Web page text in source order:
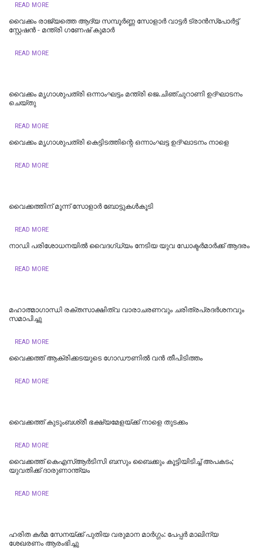
READ MORE
വൈക്കം രാജ്യത്തെ ആദ്യ സമ്പൂർണ്ണ സോളാർ വാട്ടർ ട്രാൻസ്പോർട്ട്
സ്റ്റേഷൻ - മന്ത്രി ഗണേഷ് കുമാർ
READ MORE
വൈക്കം മൃഗാശുപത്രി ഒന്നാംഘട്ടം മന്ത്രി ജെ.ചിഞ്ചുറാണി ഉദ്ഘാടനം
ചെയ്തു
READ MORE
വൈക്കം മൃഗാശുപത്രി കെട്ടിടത്തിന്റെ ഒന്നാംഘട്ട ഉദ്ഘാടനം നാളെ
READ MORE
വൈക്കത്തിന് മൂന്ന് സോളാർ ബോട്ടുകൾകൂടി
READ MORE
നാഡി പരിശോധനയിൽ വൈദഗ്ധ്യം നേടിയ യുവ ഡോക്ടർമാർക്ക് ആദരം
READ MORE
മഹാത്മാഗാന്ധി രക്തസാക്ഷിത്വ വാരാചരണവും ചരിത്രപ്രദർശനവും
സമാപിച്ചു
READ MORE
വൈക്കത്ത് ആക്രിക്കടയുടെ ഗോഡൗണിൽ വൻ തീപിടിത്തം
READ MORE
വൈക്കത്ത് കുടുംബശ്രീ ഭക്ഷ്യമേളയ്ക്ക് നാളെ തുടക്കം
READ MORE
വൈക്കത്ത് കെഎസ്ആർടിസി ബസും ബൈക്കും കൂട്ടിയിടിച്ച് അപകടം;
യുവതിക്ക് ദാരുണാന്ത്യം
READ MORE
ഹരിത കർമ സേനയ്ക്ക് പുതിയ വരുമാന മാർഗ്ഗം: പേപ്പർ മാലിന്യ
ശേഖരണം ആരംഭിച്ചു